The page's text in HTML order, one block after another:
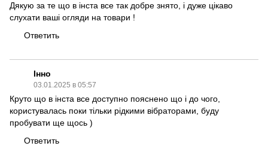
Дякую за те що в інста все так добре знято, і дуже цікаво
слухати ваші огляди на товари !
Ответить
Інно
03.01.2025 в 05:57
Круто що в інста все доступно пояснено що і до чого,
користувалась поки тільки рідкими вібраторами, буду
пробувати ще щось )
Ответить